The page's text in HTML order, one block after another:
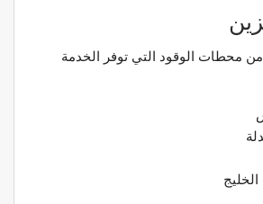
محطات الوقود التي توفر الخدمة